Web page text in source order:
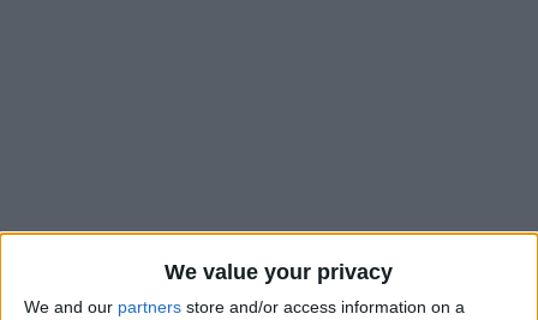
We value your privacy
We and our partners store and/or access information on a